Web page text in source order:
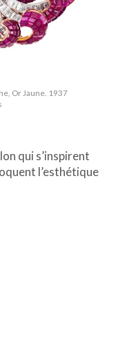
Or Jaune. 1937
qui s’inspirent
l’esthétique